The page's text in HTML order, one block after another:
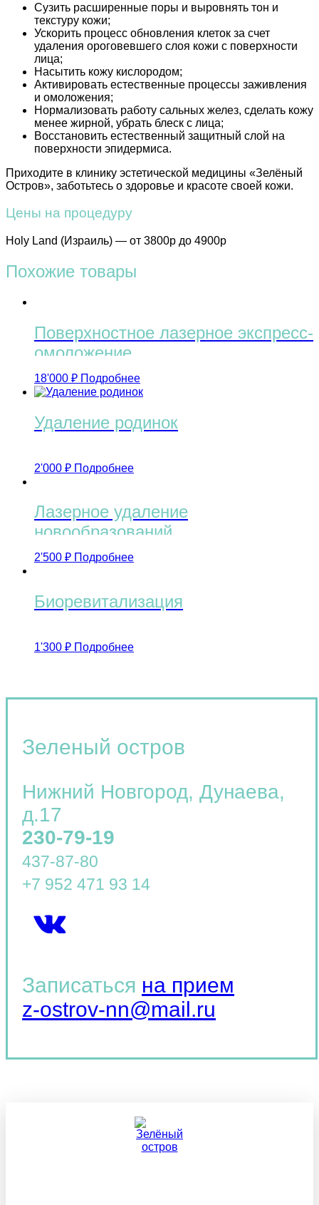
Сузить расширенные поры и выровнять тон и
текстуру кожи;
Ускорить процесс обновления клеток за счет
удаления ороговевшего слоя кожи с поверхности
лица;
Насытить кожу кислородом;
Активировать естественные процессы заживления
и омоложения;
Нормализовать работу сальных желез, сделать кожу
менее жирной, убрать блеск с лица;
Восстановить естественный защитный слой на
поверхности эпидермиса.
Приходите в клинику эстетической медицины «Зелёный
Остров», заботьтесь о здоровье и красоте своей кожи.
Цены на процедуру
Holy Land (Израиль) — от 3800р до 4900р
Похожие товары
Поверхностное лазерное экспресс-
омоложение
18'000 ₽ Подробнее
Удаление родинок
2'000 ₽ Подробнее
Лазерное удаление
новообразований
2'500 ₽ Подробнее
Биоревитализация
1'300 ₽ Подробнее
Зеленый остров
Нижний Новгород, Дунаева,
д.17
230-79-19
437-87-80
+7 952 471 93 14
Записаться на прием
z-ostrov-nn@mail.ru